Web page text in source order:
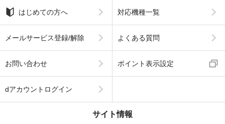
はじめての方へ 対応機種一覧
メールサービス登録/解除 よくある質問
お問い合わせ ポイント表示設定
dアカウントログイン
サイト情報